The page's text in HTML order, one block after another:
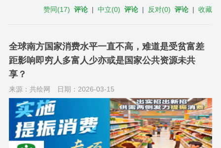
赞同(17) 评论 |中立(0) 评论 | 反对(0) 评论 |收藏
全球南方国家消费水平一直不高，难道是受贫富差
距影响即穷人多富人少亦或是国家公共资源未共
享？
来源：共绘网 日期：2026-03-15